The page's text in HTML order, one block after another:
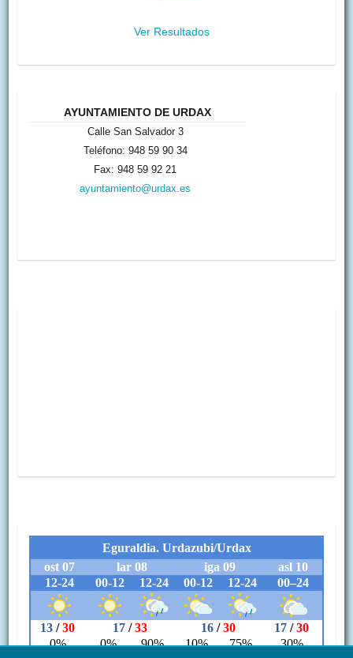
Ver Resultados
AYUNTAMIENTO DE URDAX
Calle San Salvador 3
Teléfono: 948 59 90 34
Fax: 948 59 92 21
ayuntamiento@urdax.es